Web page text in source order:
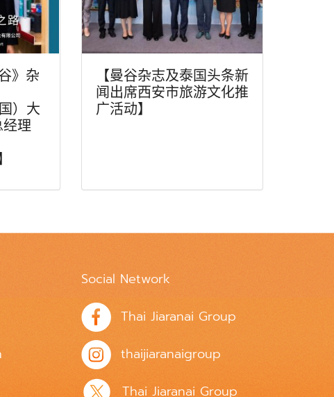
》杂
）大
理
【曼谷杂志及泰国头条新
闻出席西安市旅游文化推
广活动】
Social Network
Thai Jiaranai Group
thaijiaranaigroup
Thai Jiaranai Group